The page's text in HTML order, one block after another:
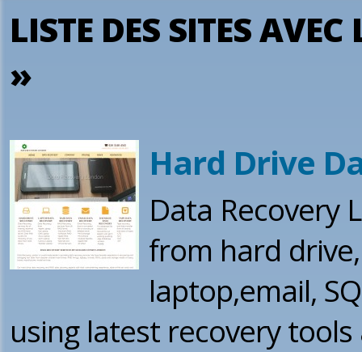
LISTE DES SITES
»
Hard Drive
Data Recovery
from hard
laptop,email,
using latest recovery